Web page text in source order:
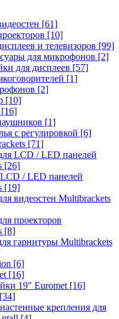
[61]
[10]
и телевизоров [99]
для микрофонов [2]
для дисплеев [57]
[1]
[2]
[10]
[16]
[1]
с регулировкой [6]
[71]
LCD / LED панелей
[26]
/ LED панелей
[19]
видеостен Multibrackets
проекторов
[8]
гарнитуры Multibrackets
[6]
[16]
19" Euromet [16]
[34]
крепления для